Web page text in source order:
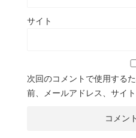
サイト
次回のコメントで使用する
前、メールアドレス、サイト